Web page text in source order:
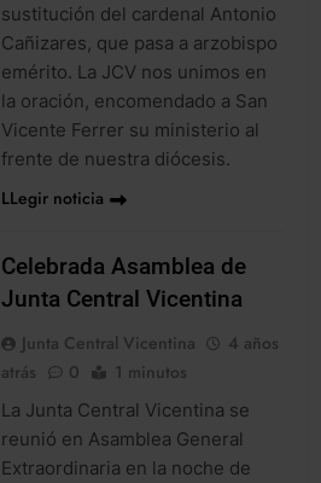
sustitución del cardenal Antonio
Cañizares, que pasa a arzobispo
emérito. La JCV nos unimos en
la oración, encomendado a San
Vicente Ferrer su ministerio al
frente de nuestra diócesis.
LLegir noticia
Celebrada Asamblea de
Junta Central Vicentina
Junta Central Vicentina
4 años
atrás
0 1 minutos
La Junta Central Vicentina se
reunió en Asamblea General
Extraordinaria en la noche de